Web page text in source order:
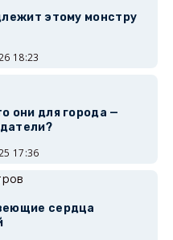
этому монстру
18:23
они для города —
17:36
сердца